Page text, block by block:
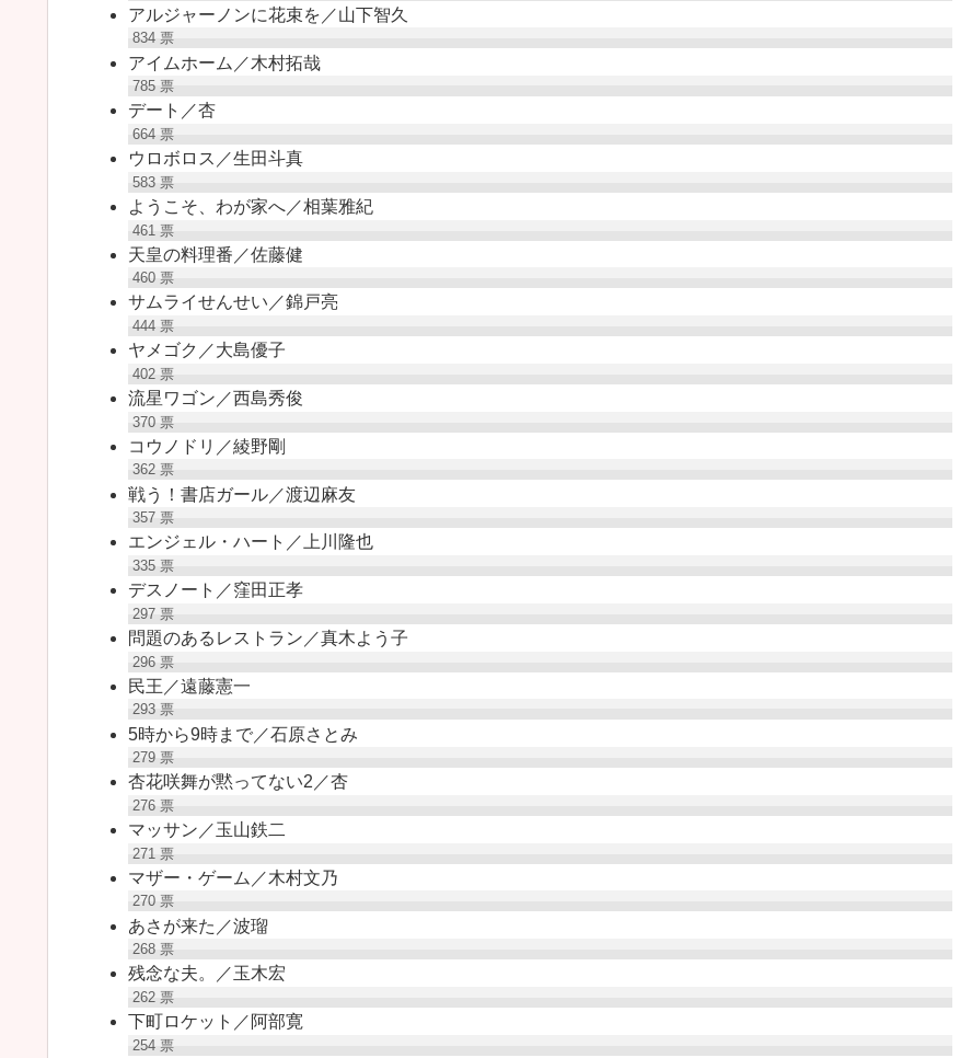
アルジャーノンに花束を／山下智久
834票
アイムホーム／木村拓哉
785票
デート／杏
664票
ウロボロス／生田斗真
583票
ようこそ、わが家へ／相葉雅紀
461票
天皇の料理番／佐藤健
460票
サムライせんせい／錦戸亮
444票
ヤメゴク／大島優子
402票
流星ワゴン／西島秀俊
370票
コウノドリ／綾野剛
362票
戦う！書店ガール／渡辺麻友
357票
エンジェル・ハート／上川隆也
335票
デスノート／窪田正孝
297票
問題のあるレストラン／真木よう子
296票
民王／遠藤憲一
293票
5時から9時まで／石原さとみ
279票
杏花咲舞が黙ってない2／杏
276票
マッサン／玉山鉄二
271票
マザー・ゲーム／木村文乃
270票
あさが来た／波瑠
268票
残念な夫。／玉木宏
262票
下町ロケット／阿部寛
254票